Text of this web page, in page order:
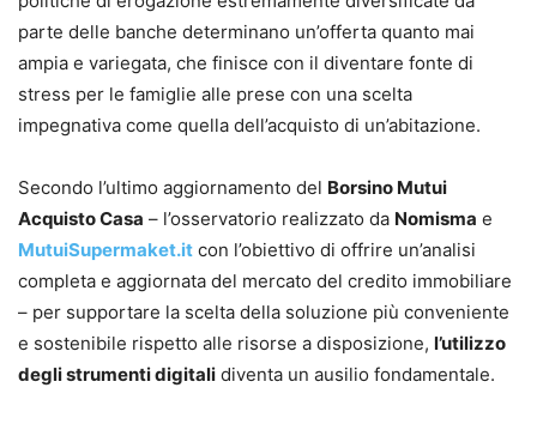
parte delle banche determinano un’offerta quanto mai
ampia e variegata, che finisce con il diventare fonte di
stress per le famiglie alle prese con una scelta
impegnativa come quella dell’acquisto di un’abitazione.
Secondo l’ultimo aggiornamento del Borsino Mutui
Acquisto Casa – l’osservatorio realizzato da Nomisma e
MutuiSupermaket.it con l’obiettivo di offrire un’analisi
completa e aggiornata del mercato del credito immobiliare
– per supportare la scelta della soluzione più conveniente
e sostenibile rispetto alle risorse a disposizione, l’utilizzo
degli strumenti digitali diventa un ausilio fondamentale.